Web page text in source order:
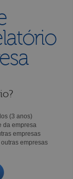
(3 anos)
da empresa
empresas
empresas